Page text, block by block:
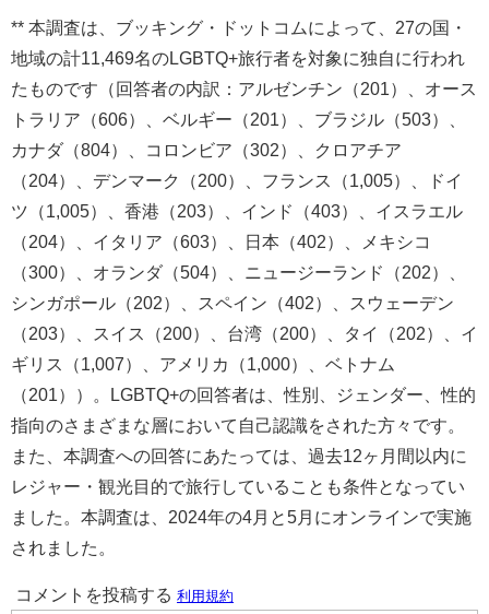
** 本調査は、ブッキング・ドットコムによって、27の国・
地域の計11,469名のLGBTQ+旅行者を対象に独自に行われ
たものです（回答者の内訳：アルゼンチン（201）、オース
トラリア（606）、ベルギー（201）、ブラジル（503）、
カナダ（804）、コロンビア（302）、クロアチア
（204）、デンマーク（200）、フランス（1,005）、ドイ
ツ（1,005）、香港（203）、インド（403）、イスラエル
（204）、イタリア（603）、日本（402）、メキシコ
（300）、オランダ（504）、ニュージーランド（202）、
シンガポール（202）、スペイン（402）、スウェーデン
（203）、スイス（200）、台湾（200）、タイ（202）、イ
ギリス（1,007）、アメリカ（1,000）、ベトナム
（201））。LGBTQ+の回答者は、性別、ジェンダー、性的
指向のさまざまな層において自己認識をされた方々です。
また、本調査への回答にあたっては、過去12ヶ月間以内に
レジャー・観光目的で旅行していることも条件となってい
ました。本調査は、2024年の4月と5月にオンラインで実施
されました。